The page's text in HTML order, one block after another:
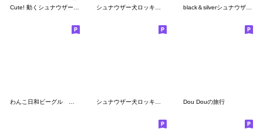
black＆silverシュナウザー絵文字
Dou Douの旅行